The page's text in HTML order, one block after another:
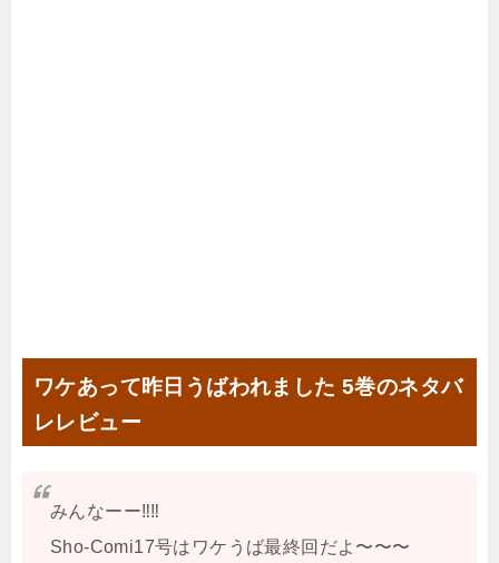
ワケあって昨日うばわれました 5巻のネタバ
レレビュー
みんなーー‼️‼️
Sho-Comi17号はワケうば最終回だよ〜〜〜